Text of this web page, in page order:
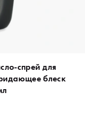
спрей для
блеск